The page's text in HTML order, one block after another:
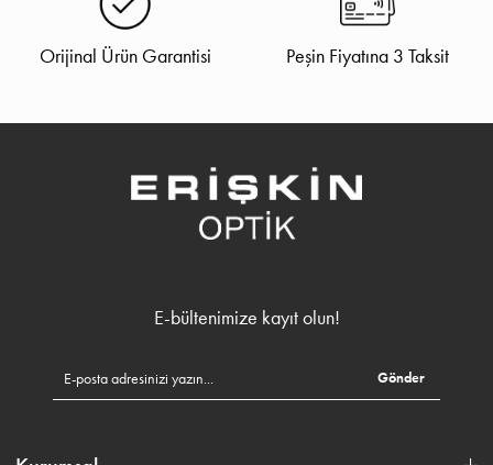
Orijinal Ürün Garantisi Peşin Fiyatına 3 Taksit
E-bültenimize kayıt olun!
Gönder